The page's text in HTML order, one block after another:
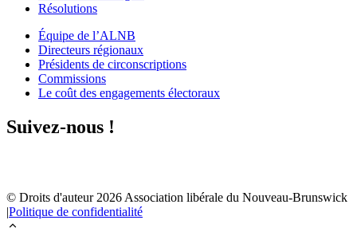
Résolutions
Équipe de l’ALNB
Directeurs régionaux
Présidents de circonscriptions
Commissions
Le coût des engagements électoraux
Suivez-nous !
© Droits d'auteur 2026 Association libérale du Nouveau-Brunswick
|Politique de confidentialité